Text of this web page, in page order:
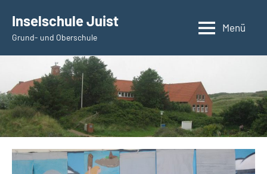
Inhalt
springen
Inselschule Juist
Grund- und Oberschule
Menü